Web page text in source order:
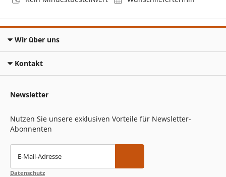
Wir über uns
Kontakt
Newsletter
Nutzen Sie unsere exklusiven Vorteile für Newsletter-
Abonnenten
E-Mail-Adresse
Datenschutz